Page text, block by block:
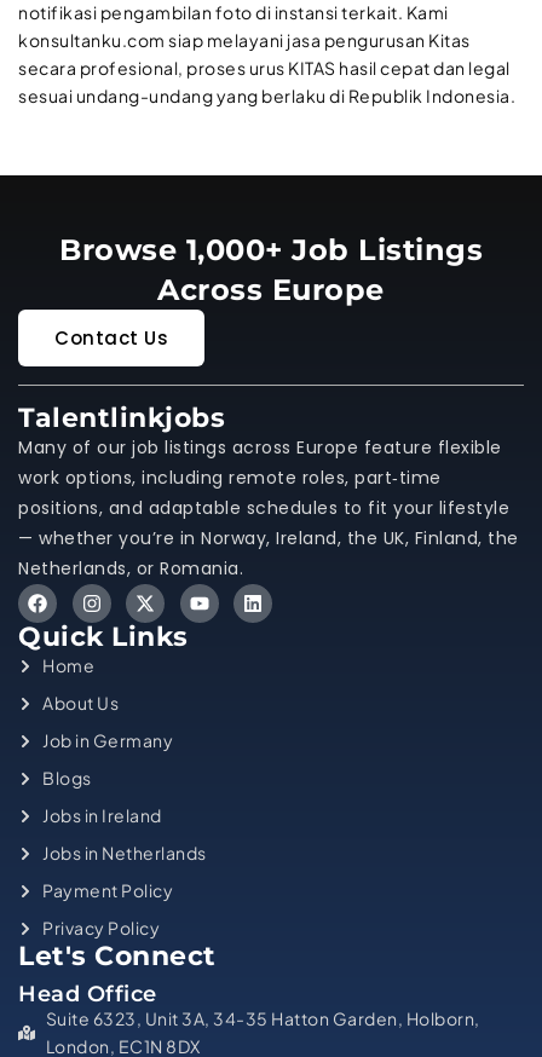
notifikasi pengambilan foto di instansi terkait. Kami
konsultanku.com siap melayani jasa pengurusan Kitas
secara profesional, proses urus KITAS hasil cepat dan legal
sesuai undang-undang yang berlaku di Republik Indonesia.
Browse 1,000+ Job Listings
Across Europe
Contact Us
Talentlinkjobs
Many of our job listings across Europe feature flexible
work options, including remote roles, part‑time
positions, and adaptable schedules to fit your lifestyle
— whether you’re in Norway, Ireland, the UK, Finland, the
Netherlands, or Romania.
Quick Links
Home
About Us
Job in Germany
Blogs
Jobs in Ireland
Jobs in Netherlands
Payment Policy
Privacy Policy
Let's Connect
Head Office
Suite 6323, Unit 3A, 34-35 Hatton Garden, Holborn,
London, EC1N 8DX